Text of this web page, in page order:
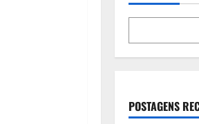
POSTAGENS